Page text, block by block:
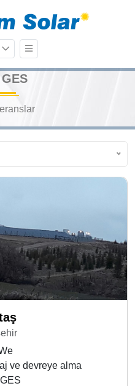
ve devreye alma